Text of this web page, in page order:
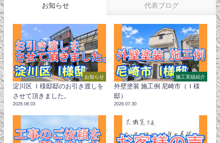
お知らせ 代表ブログ
お知らせ
淀川区 Ｉ様邸邸のお引き渡しを
させて頂きました。
2026.08.03
施工実績紹介
外壁塗装 施工例 尼崎市（Ｉ様
邸）
2026.07.30